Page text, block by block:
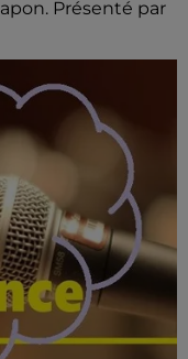
Présenté par